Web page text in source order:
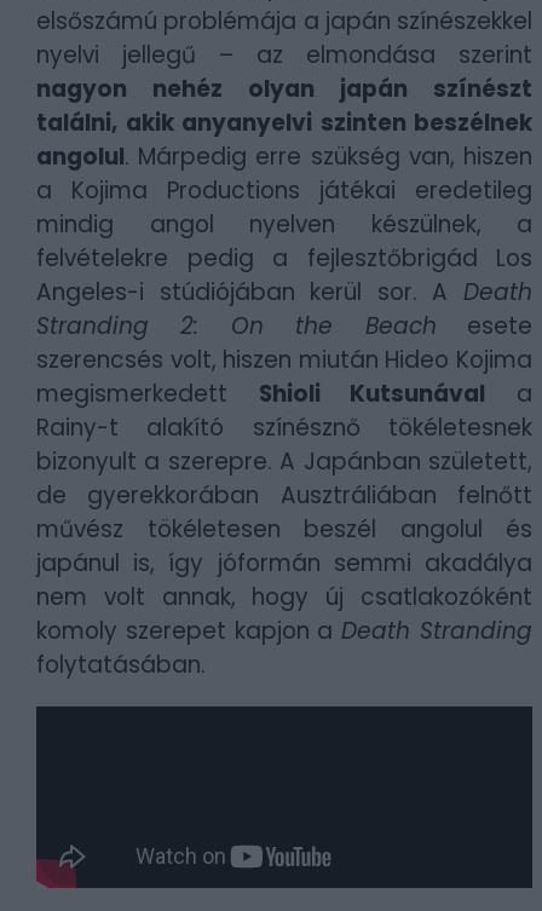
elsőszámú problémája a japán színészekkel
nyelvi jellegű – az elmondása szerint
nagyon nehéz olyan japán színészt
találni, akik anyanyelvi szinten beszélnek
angolul. Márpedig erre szükség van, hiszen
a Kojima Productions játékai eredetileg
mindig angol nyelven készülnek, a
felvételekre pedig a fejlesztőbrigád Los
Angeles-i stúdiójában kerül sor. A Death
Stranding 2: On the Beach esete
szerencsés volt, hiszen miután Hideo Kojima
megismerkedett Shioli Kutsunával a
Rainy-t alakító színésznő tökéletesnek
bizonyult a szerepre. A Japánban született,
de gyerekkorában Ausztráliában felnőtt
művész tökéletesen beszél angolul és
japánul is, így jóformán semmi akadálya
nem volt annak, hogy új csatlakozóként
komoly szerepet kapjon aDeath Stranding
folytatásában.